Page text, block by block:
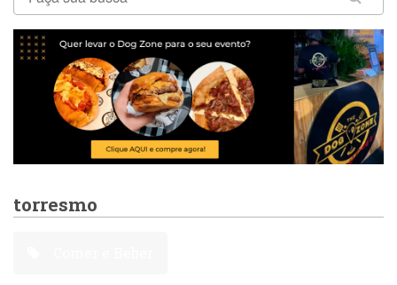
torresmo